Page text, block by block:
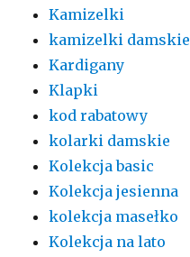
Kamizelki
kamizelki damskie
Kardigany
Klapki
kod rabatowy
kolarki damskie
Kolekcja basic
Kolekcja jesienna
kolekcja masełko
Kolekcja na lato